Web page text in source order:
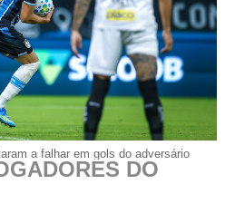
a falhar em gols do adversário
DO